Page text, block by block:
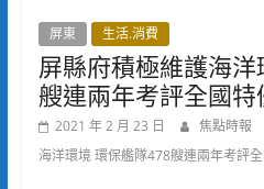
屏東 生活.消費
屏縣府積極維護海
艘連兩年考評全國特
2021 年 2 月 23 日 焦點時報
海洋環境 環保艦隊478艘連兩年考評